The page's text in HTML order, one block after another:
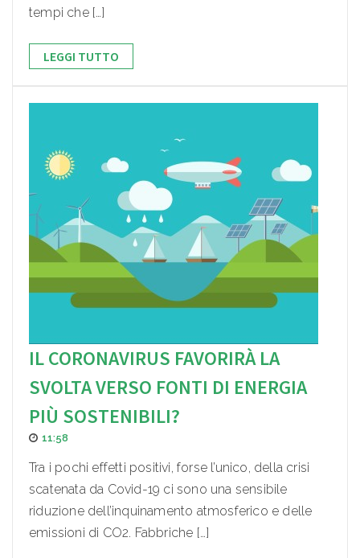
tempi che […]
LEGGI TUTTO
IL CORONAVIRUS FAVORIRÀ LA
SVOLTA VERSO FONTI DI ENERGIA
PIÙ SOSTENIBILI?
11:58
Tra i pochi effetti positivi, forse l’unico, della crisi
scatenata da Covid-19 ci sono una sensibile
riduzione dell’inquinamento atmosferico e delle
emissioni di CO2. Fabbriche […]